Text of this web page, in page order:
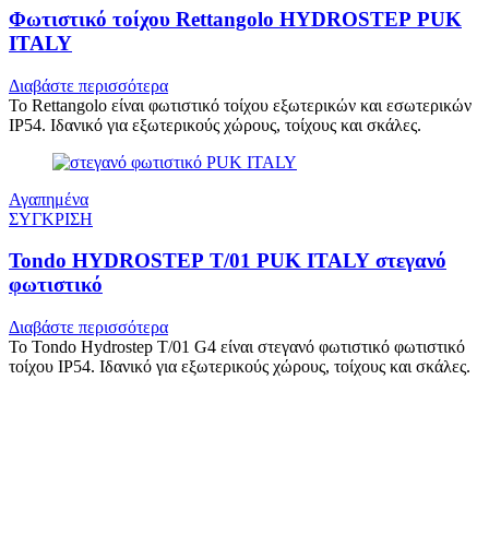
Φωτιστικό τοίχου Rettangolo HYDROSTEP PUK
ITALY
Διαβάστε περισσότερα
Το Rettangolo είναι φωτιστικό τοίχου εξωτερικών και εσωτερικών
IP54. Ιδανικό για εξωτερικούς χώρους, τοίχους και σκάλες.
Αγαπημένα
ΣΥΓΚΡΙΣΗ
Tondo HYDROSTEP T/01 PUK ITALY στεγανό
φωτιστικό
Διαβάστε περισσότερα
Το Tondo Hydrostep T/01 G4 είναι στεγανό φωτιστικό φωτιστικό
τοίχου IP54. Ιδανικό για εξωτερικούς χώρους, τοίχους και σκάλες.